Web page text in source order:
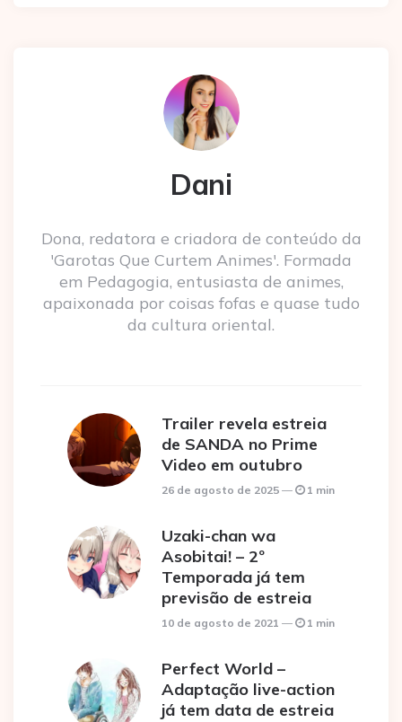
Dani
Dona, redatora e criadora de conteúdo da
'Garotas Que Curtem Animes'. Formada
em Pedagogia, entusiasta de animes,
apaixonada por coisas fofas e quase tudo
da cultura oriental.
Trailer revela estreia
de SANDA no Prime
Video em outubro
26 de agosto de 2025 1 min
Uzaki-chan wa
Asobitai! – 2º
Temporada já tem
previsão de estreia
10 de agosto de 2021 1 min
Perfect World –
Adaptação live-action
já tem data de estreia